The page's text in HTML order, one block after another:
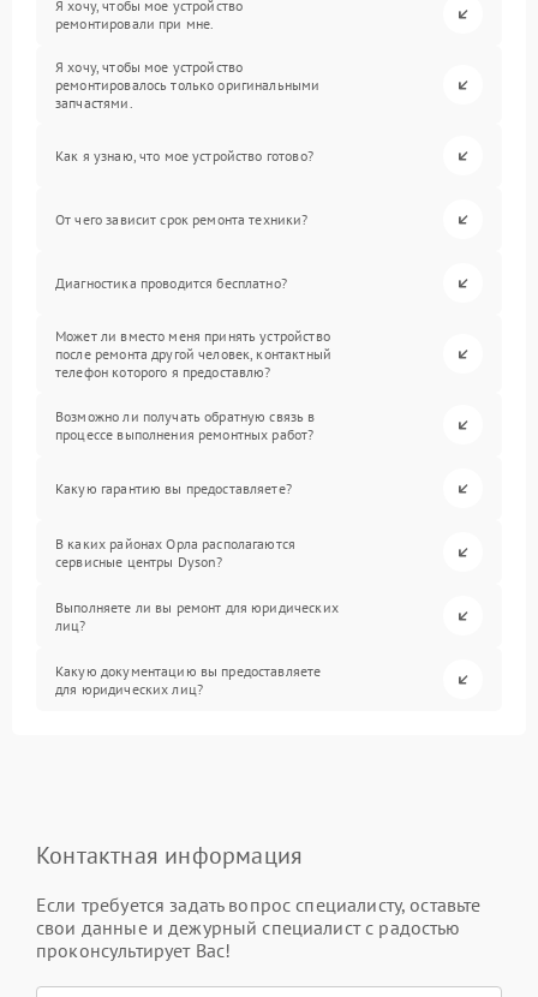
Я хочу, чтобы мое устройство
ремонтировали при мне.
Я хочу, чтобы мое устройство
ремонтировалось только оригинальными
запчастями.
Как я узнаю, что мое устройство готово?
От чего зависит срок ремонта техники?
Диагностика проводится бесплатно?
Может ли вместо меня принять устройство
после ремонта другой человек, контактный
телефон которого я предоставлю?
Возможно ли получать обратную связь в
процессе выполнения ремонтных работ?
Какую гарантию вы предоставляете?
В каких районах Орла располагаются
сервисные центры Dyson?
Выполняете ли вы ремонт для юридических
лиц?
Какую документацию вы предоставляете
для юридических лиц?
Контактная информация
Если требуется задать вопрос специалисту, оставьте
свои данные и дежурный специалист с радостью
проконсультирует Вас!